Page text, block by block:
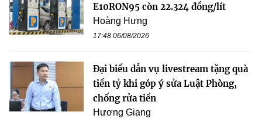
E10RON95 còn 22.324 đồng/lít
Hoàng Hưng
17:48 06/08/2026
Đại biểu dẫn vụ livestream tặng quà
tiền tỷ khi góp ý sửa Luật Phòng,
chống rửa tiền
Hương Giang